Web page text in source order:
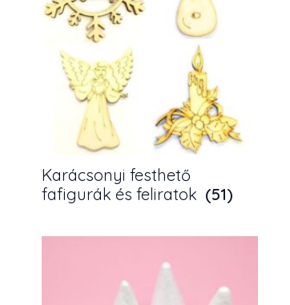
Karácsonyi festhető
fafigurák és feliratok (51)